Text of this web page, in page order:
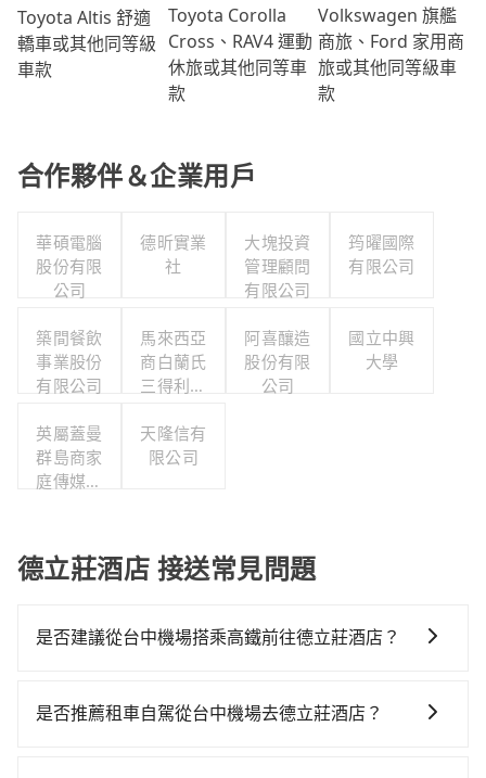
Toyota Altis 舒適
轎車或其他同等級
車款
Toyota Corolla
Cross、RAV4 運動
休旅或其他同等車
款
Volkswagen 旗艦
商旅、Ford 家用商
旅或其他同等級車
款
合作夥伴＆企業用戶
華碩電腦
股份有限
公司
德昕實業
社
大塊投資
管理顧問
有限公司
筠曜國際
有限公司
築間餐飲
事業股份
有限公司
馬來西亞
商白蘭氏
三得利股
司台灣分
公司
阿喜釀造
股份有限
公司
國立中興
大學
英屬蓋曼
群島商家
庭傳媒股
公司
天隆信有
限公司
德立莊酒店 接送常見問題
是否建議從台中機場搭乘高鐵前往德立莊酒店？
適、較貴、費時！從最早06:05一直到23:03，台中-台北
是否推薦租車自駕從台中機場去德立莊酒店？